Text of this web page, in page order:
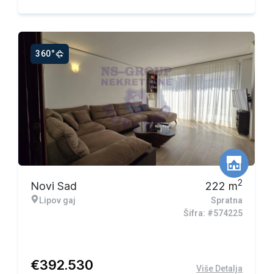
360°
Ekskluzivna ponuda
Novi Sad
Lipov gaj
222 m2
Spratna
Šifra: #574225
€392.530 Više Detalja